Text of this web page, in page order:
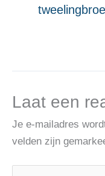
Laat een
Je e-mailadres
velden zijn